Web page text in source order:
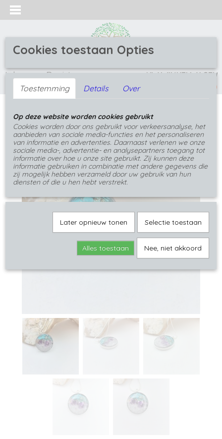
Inloggen Registreren UW WINKELWAGEN
(0)
Home>Hangers>Hangers met edelsteen
Metalen epoxy hanger met Amethist
Cookies toestaan Opties
Toestemming Details Over
Op deze website worden cookies gebruikt
Cookies worden door ons gebruikt voor verkeersanalyse, het
aanbieden van sociale media-functies en het personaliseren
van informatie en advertenties. Daarnaast verlenen we onze
sociale media-, advertentie- en analysepartners toegang tot
informatie over hoe u onze site gebruikt. Zij kunnen deze
informatie gebruiken in combinatie met andere gegevens die
zij mogelijk hebben verzameld door uw gebruik van hun
diensten of die u hen hebt verstrekt.
Later opnieuw tonen Selectie toestaan
Alles toestaan Nee, niet akkoord